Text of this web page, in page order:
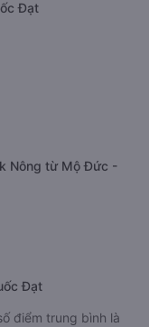
Đạt
Nông từ Mộ Đức -
Đạt
điểm trung bình là